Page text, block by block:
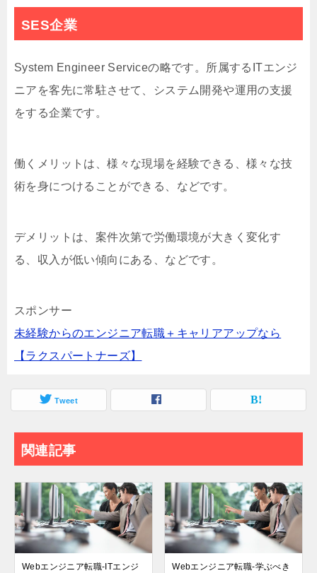
SES企業
System Engineer Serviceの略です。所属するITエンジ
ニアを客先に常駐させて、システム開発や運用の支援
をする企業です。
働くメリットは、様々な現場を経験できる、様々な技
術を身につけることができる、などです。
デメリットは、案件次第で労働環境が大きく変化す
る、収入が低い傾向にある、などです。
スポンサー
未経験からのエンジニア転職＋キャリアアップなら
【ラクスパートナーズ】
Tweet
関連記事
Webエンジニア転職-ITエンジ Webエンジニア転職-学ぶべき